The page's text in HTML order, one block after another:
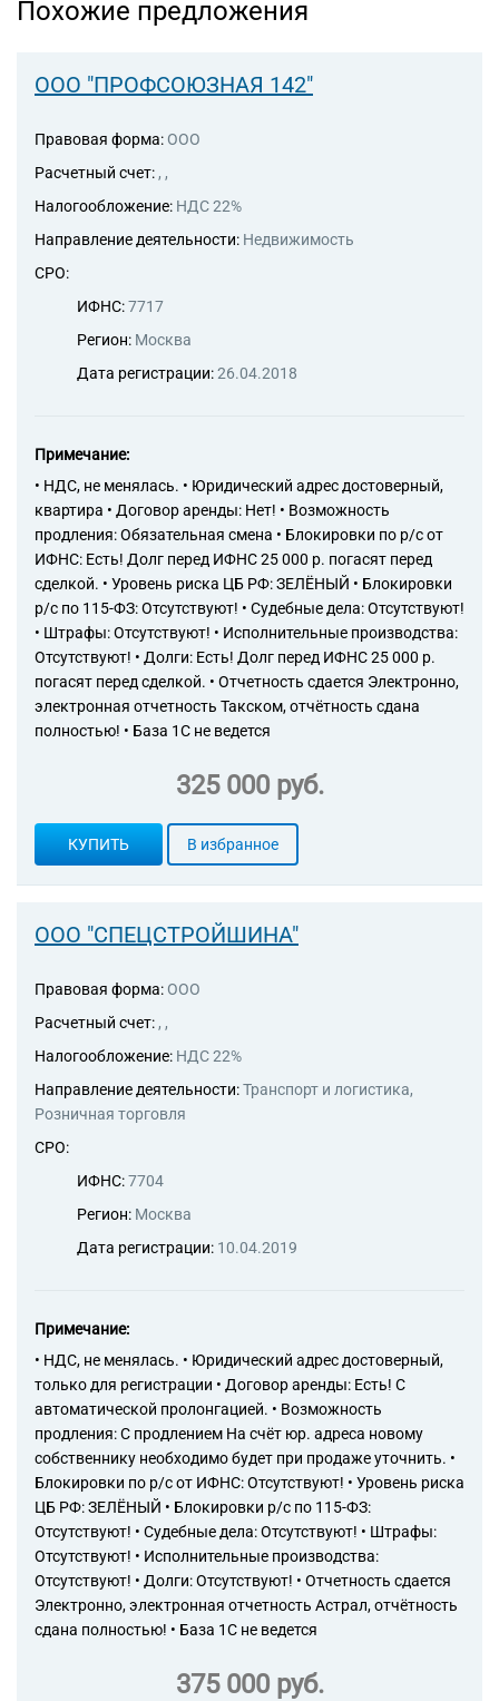
Похожие предложения
ООО "ПРОФСОЮЗНАЯ 142"
Правовая форма: ООО
Расчетный счет: , ,
Налогообложение: НДС 22%
Направление деятельности: Недвижимость
СРО:
ИФНС:7717
Регион: Москва
Дата регистрации:26.04.2018
Примечание:
• НДС, не менялась. • Юридический адрес достоверный,
квартира • Договор аренды: Нет! • Возможность
продления: Обязательная смена • Блокировки по р/с от
ИФНС: Есть! Долг перед ИФНС 25 000 р. погасят перед
сделкой. • Уровень риска ЦБ РФ: ЗЕЛЁНЫЙ • Блокировки
р/с по 115-ФЗ: Отсутствуют! • Судебные дела: Отсутствуют!
• Штрафы: Отсутствуют! • Исполнительные производства:
Отсутствуют! • Долги: Есть! Долг перед ИФНС 25 000 р.
погасят перед сделкой. • Отчетность сдается Электронно,
электронная отчетность Такском, отчётность сдана
полностью! • База 1С не ведется
325 000 руб.
КУПИТЬ В избранное
ООО "СПЕЦСТРОЙШИНА"
Правовая форма: ООО
Расчетный счет: , ,
Налогообложение: НДС 22%
Направление деятельности:Транспорт и логистика,
Розничная торговля
СРО:
ИФНС:7704
Регион: Москва
Дата регистрации: 10.04.2019
Примечание:
• НДС, не менялась. • Юридический адрес достоверный,
только для регистрации • Договор аренды: Есть! С
автоматической пролонгацией. • Возможность
продления: С продлением На счёт юр. адреса новому
собственнику необходимо будет при продаже уточнить. •
Блокировки по р/с от ИФНС: Отсутствуют! • Уровень риска
ЦБ РФ: ЗЕЛЁНЫЙ • Блокировки р/с по 115-ФЗ:
Отсутствуют! • Судебные дела: Отсутствуют! • Штрафы:
Отсутствуют! • Исполнительные производства:
Отсутствуют! • Долги: Отсутствуют! • Отчетность сдается
Электронно, электронная отчетность Астрал, отчётность
сдана полностью! • База 1С не ведется
375 000 руб.